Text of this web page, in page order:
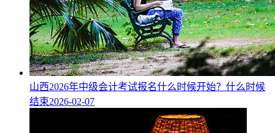
山西2026年中级会计考试报名什么时候开始？什么时候
结束2026-02-07